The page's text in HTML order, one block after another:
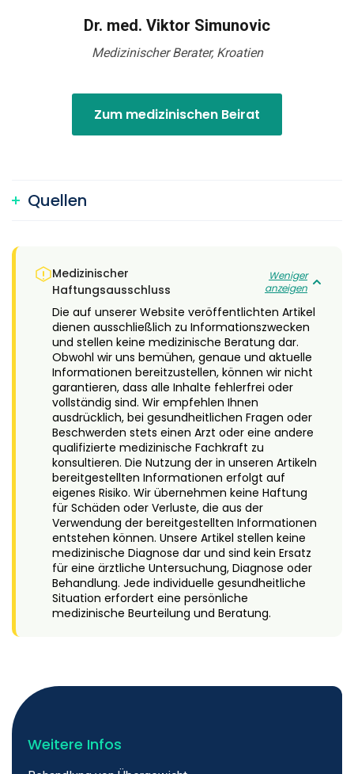
Dr. med. Viktor Simunovic
Medizinischer Berater, Kroatien
Zum medizinischen Beirat
Quellen
Medizinischer
Haftungsausschluss
Weniger
anzeigen
Die auf unserer Website veröffentlichten Artikel
dienen ausschließlich zu Informationszwecken
und stellen keine medizinische Beratung dar.
Obwohl wir uns bemühen, genaue und aktuelle
Informationen bereitzustellen, können wir nicht
garantieren, dass alle Inhalte fehlerfrei oder
vollständig sind. Wir empfehlen Ihnen
ausdrücklich, bei gesundheitlichen Fragen oder
Beschwerden stets einen Arzt oder eine andere
qualifizierte medizinische Fachkraft zu
konsultieren. Die Nutzung der in unseren Artikeln
bereitgestellten Informationen erfolgt auf
eigenes Risiko. Wir übernehmen keine Haftung
für Schäden oder Verluste, die aus der
Verwendung der bereitgestellten Informationen
entstehen können. Unsere Artikel stellen keine
medizinische Diagnose dar und sind kein Ersatz
für eine ärztliche Untersuchung, Diagnose oder
Behandlung. Jede individuelle gesundheitliche
Situation erfordert eine persönliche
medizinische Beurteilung und Beratung.
Weitere Infos